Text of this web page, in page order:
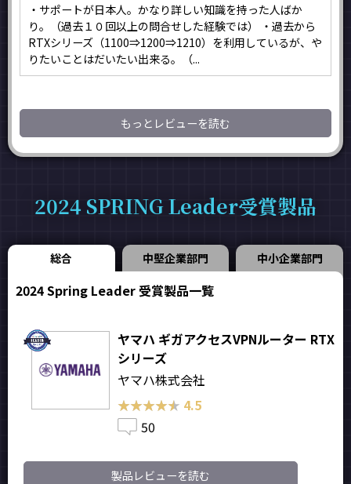
・サポートが日本人。かなり詳しい知識を持った人ばか
り。（過去１０回以上の問合せした経験では） ・過去から
RTXシリーズ（1100⇒1200⇒1210）を利用しているが、や
りたいことはだいたい出来る。（...
もっとレビューを読む
2024 SPRING Leader受賞製品
総合 中堅企業部門 中小企業部門
2024 Spring Leader 受賞製品一覧
ヤマハ ギガアクセスVPNルーター RTX
シリーズ
ヤマハ株式会社
★★★★★
★★★★★ 4.5
50
製品レビューを読む